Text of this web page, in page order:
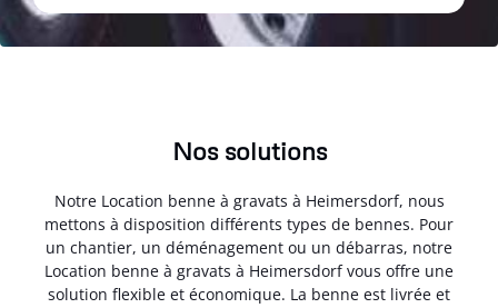
Nos solutions
Notre Location benne à gravats à Heimersdorf, nous
mettons à disposition différents types de bennes. Pour
un chantier, un déménagement ou un débarras, notre
Location benne à gravats à Heimersdorf vous offre une
solution flexible et économique. La benne est livrée et